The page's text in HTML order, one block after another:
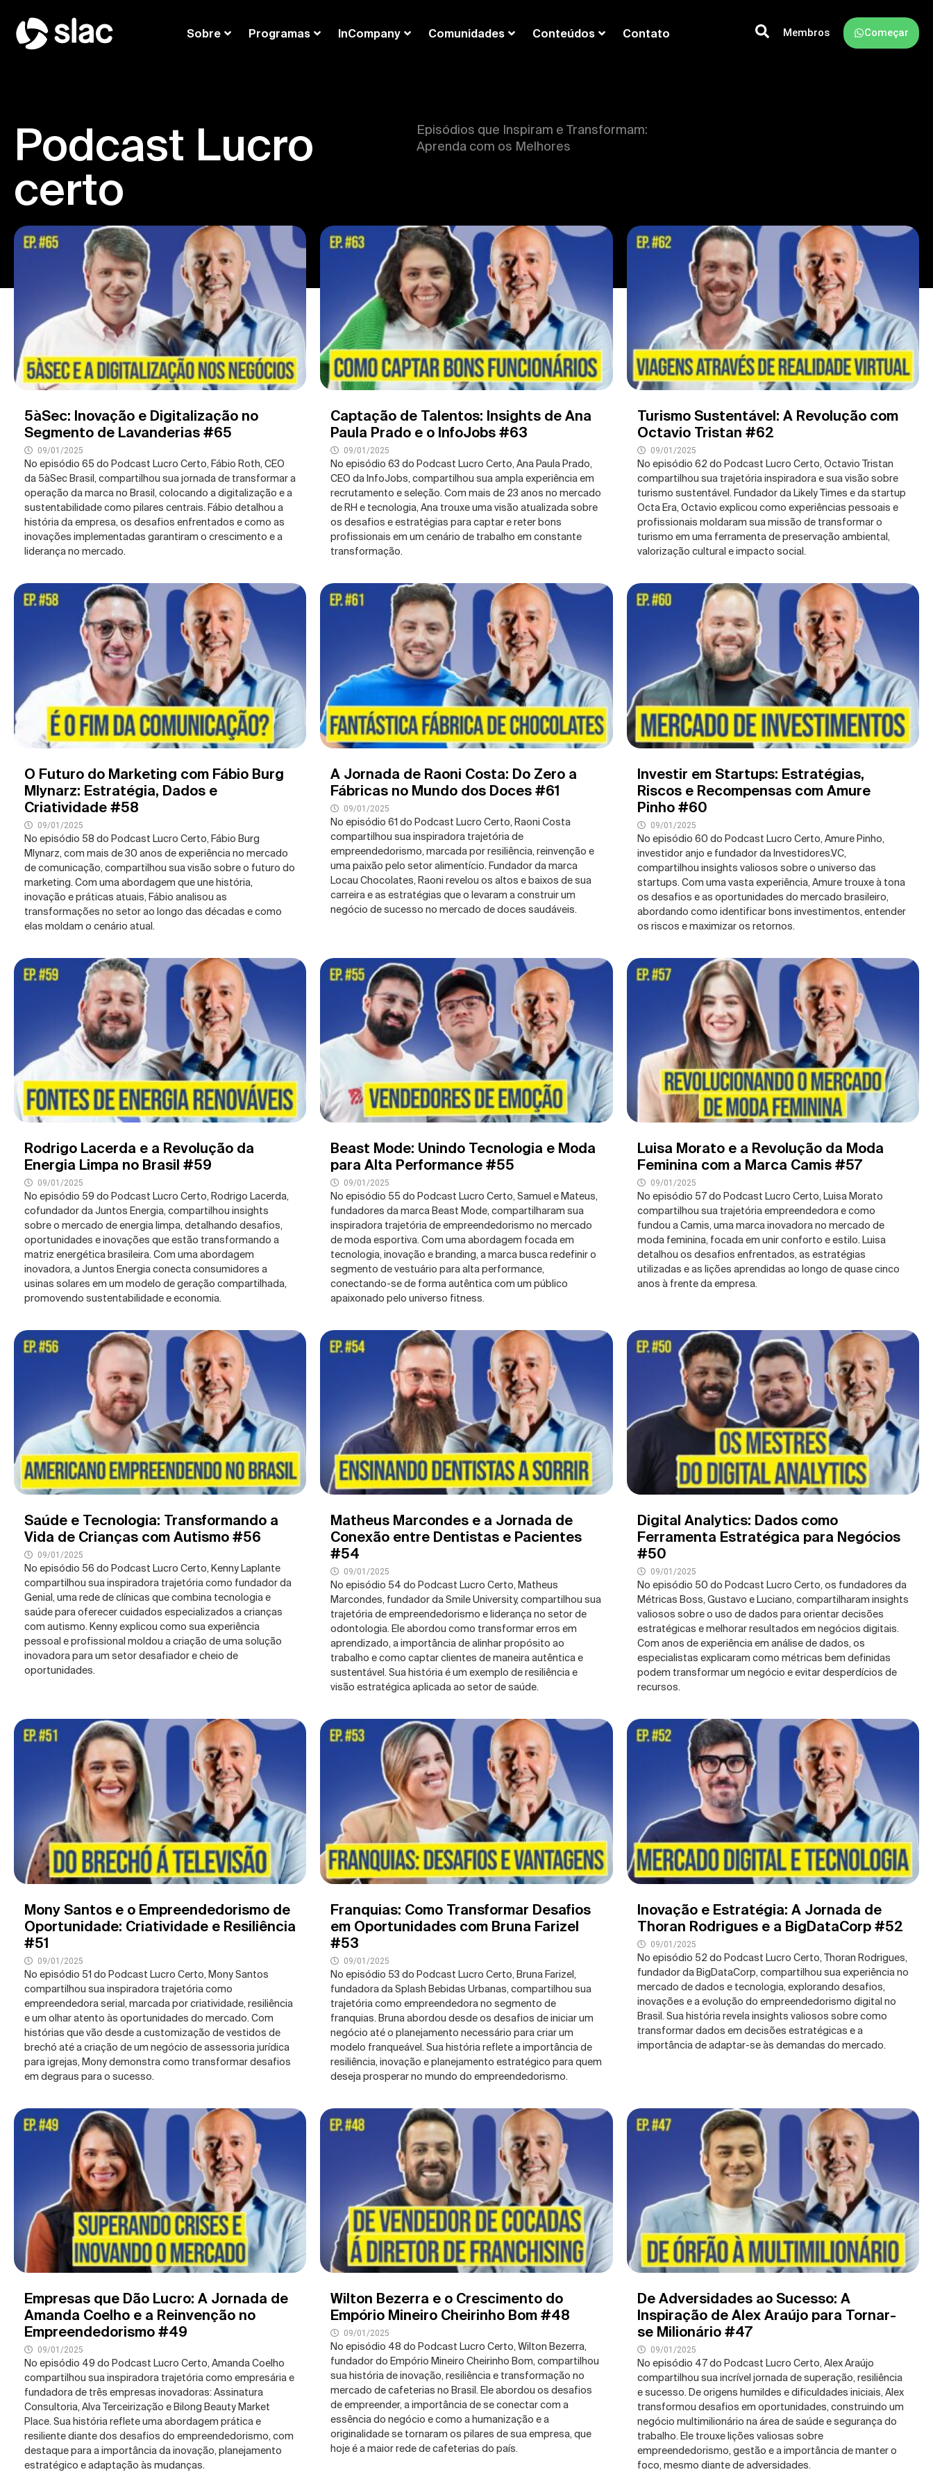
Sobre Programas InCompany Comunidades Conteúdos Contato Membros Começar
Podcast Lucro
certo
Episódios que Inspiram e Transformam:
Aprenda com os Melhores
5àSec: Inovação e Digitalização no
Segmento de Lavanderias #65
09/01/2025
No episódio 65 do Podcast Lucro Certo, Fábio Roth, CEO
da 5àSec Brasil, compartilhou sua jornada de transformar a
operação da marca no Brasil, colocando a digitalização e a
sustentabilidade como pilares centrais. Fábio detalhou a
história da empresa, os desafios enfrentados e como as
inovações implementadas garantiram o crescimento e a
liderança no mercado.
Captação de Talentos: Insights de Ana
Paula Prado e o InfoJobs #63
09/01/2025
No episódio 63 do Podcast Lucro Certo, Ana Paula Prado,
CEO da InfoJobs, compartilhou sua ampla experiência em
recrutamento e seleção. Com mais de 23 anos no mercado
de RH e tecnologia, Ana trouxe uma visão atualizada sobre
os desafios e estratégias para captar e reter bons
profissionais em um cenário de trabalho em constante
transformação.
Turismo Sustentável: A Revolução com
Octavio Tristan #62
09/01/2025
No episódio 62 do Podcast Lucro Certo, Octavio Tristan
compartilhou sua trajetória inspiradora e sua visão sobre
turismo sustentável. Fundador da Likely Times e da startup
Octa Era, Octavio explicou como experiências pessoais e
profissionais moldaram sua missão de transformar o
turismo em uma ferramenta de preservação ambiental,
valorização cultural e impacto social.
O Futuro do Marketing com Fábio Burg
Mlynarz: Estratégia, Dados e
Criatividade #58
09/01/2025
No episódio 58 do Podcast Lucro Certo, Fábio Burg
Mlynarz, com mais de 30 anos de experiência no mercado
de comunicação, compartilhou sua visão sobre o futuro do
marketing. Com uma abordagem que une história,
inovação e práticas atuais, Fábio analisou as
transformações no setor ao longo das décadas e como
elas moldam o cenário atual.
A Jornada de Raoni Costa: Do Zero a
Fábricas no Mundo dos Doces #61
09/01/2025
No episódio 61 do Podcast Lucro Certo, Raoni Costa
compartilhou sua inspiradora trajetória de
empreendedorismo, marcada por resiliência, reinvenção e
uma paixão pelo setor alimentício. Fundador da marca
Locau Chocolates, Raoni revelou os altos e baixos de sua
carreira e as estratégias que o levaram a construir um
negócio de sucesso no mercado de doces saudáveis.
Investir em Startups: Estratégias,
Riscos e Recompensas com Amure
Pinho #60
09/01/2025
No episódio 60 do Podcast Lucro Certo, Amure Pinho,
investidor anjo e fundador da Investidores.VC,
compartilhou insights valiosos sobre o universo das
startups. Com uma vasta experiência, Amure trouxe à tona
os desafios e as oportunidades do mercado brasileiro,
abordando como identificar bons investimentos, entender
os riscos e maximizar os retornos.
Rodrigo Lacerda e a Revolução da
Energia Limpa no Brasil #59
09/01/2025
No episódio 59 do Podcast Lucro Certo, Rodrigo Lacerda,
cofundador da Juntos Energia, compartilhou insights
sobre o mercado de energia limpa, detalhando desafios,
oportunidades e inovações que estão transformando a
matriz energética brasileira. Com uma abordagem
inovadora, a Juntos Energia conecta consumidores a
usinas solares em um modelo de geração compartilhada,
promovendo sustentabilidade e economia.
Beast Mode: Unindo Tecnologia e Moda
para Alta Performance #55
09/01/2025
No episódio 55 do Podcast Lucro Certo, Samuel e Mateus,
fundadores da marca Beast Mode, compartilharam sua
inspiradora trajetória de empreendedorismo no mercado
de moda esportiva. Com uma abordagem focada em
tecnologia, inovação e branding, a marca busca redefinir o
segmento de vestuário para alta performance,
conectando-se de forma autêntica com um público
apaixonado pelo universo fitness.
Luisa Morato e a Revolução da Moda
Feminina com a Marca Camis #57
09/01/2025
No episódio 57 do Podcast Lucro Certo, Luisa Morato
compartilhou sua trajetória empreendedora e como
fundou a Camis, uma marca inovadora no mercado de
moda feminina, focada em unir conforto e estilo. Luisa
detalhou os desafios enfrentados, as estratégias
utilizadas e as lições aprendidas ao longo de quase cinco
anos à frente da empresa.
Saúde e Tecnologia: Transformando a
Vida de Crianças com Autismo #56
09/01/2025
No episódio 56 do Podcast Lucro Certo, Kenny Laplante
compartilhou sua inspiradora trajetória como fundador da
Genial, uma rede de clínicas que combina tecnologia e
saúde para oferecer cuidados especializados a crianças
com autismo. Kenny explicou como sua experiência
pessoal e profissional moldou a criação de uma solução
inovadora para um setor desafiador e cheio de
oportunidades.
Matheus Marcondes e a Jornada de
Conexão entre Dentistas e Pacientes
#54
09/01/2025
No episódio 54 do Podcast Lucro Certo, Matheus
Marcondes, fundador da Smile University, compartilhou sua
trajetória de empreendedorismo e liderança no setor de
odontologia. Ele abordou como transformar erros em
aprendizado, a importância de alinhar propósito ao
trabalho e como captar clientes de maneira autêntica e
sustentável. Sua história é um exemplo de resiliência e
visão estratégica aplicada ao setor de saúde.
Digital Analytics: Dados como
Ferramenta Estratégica para Negócios
#50
09/01/2025
No episódio 50 do Podcast Lucro Certo, os fundadores da
Métricas Boss, Gustavo e Luciano, compartilharam insights
valiosos sobre o uso de dados para orientar decisões
estratégicas e melhorar resultados em negócios digitais.
Com anos de experiência em análise de dados, os
especialistas explicaram como métricas bem definidas
podem transformar um negócio e evitar desperdícios de
recursos.
Mony Santos e o Empreendedorismo de
Oportunidade: Criatividade e Resiliência
#51
09/01/2025
No episódio 51 do Podcast Lucro Certo, Mony Santos
compartilhou sua inspiradora trajetória como
empreendedora serial, marcada por criatividade, resiliência
e um olhar atento às oportunidades do mercado. Com
histórias que vão desde a customização de vestidos de
brechó até a criação de um negócio de assessoria jurídica
para igrejas, Mony demonstra como transformar desafios
em degraus para o sucesso.
Franquias: Como Transformar Desafios
em Oportunidades com Bruna Farizel
#53
09/01/2025
No episódio 53 do Podcast Lucro Certo, Bruna Farizel,
fundadora da Splash Bebidas Urbanas, compartilhou sua
trajetória como empreendedora no segmento de
franquias. Bruna abordou desde os desafios de iniciar um
negócio até o planejamento necessário para criar um
modelo franqueável. Sua história reflete a importância de
resiliência, inovação e planejamento estratégico para quem
deseja prosperar no mundo do empreendedorismo.
Inovação e Estratégia: A Jornada de
Thoran Rodrigues e a BigDataCorp #52
09/01/2025
No episódio 52 do Podcast Lucro Certo, Thoran Rodrigues,
fundador da BigDataCorp, compartilhou sua experiência no
mercado de dados e tecnologia, explorando desafios,
inovações e a evolução do empreendedorismo digital no
Brasil. Sua história revela insights valiosos sobre como
transformar dados em decisões estratégicas e a
importância de adaptar-se às demandas do mercado.
Empresas que Dão Lucro: A Jornada de
Amanda Coelho e a Reinvenção no
Empreendedorismo #49
09/01/2025
No episódio 49 do Podcast Lucro Certo, Amanda Coelho
compartilhou sua inspiradora trajetória como empresária e
fundadora de três empresas inovadoras: Assinatura
Consultoria, Alva Terceirização e Bilong Beauty Market
Place. Sua história reflete uma abordagem prática e
resiliente diante dos desafios do empreendedorismo, com
destaque para a importância da inovação, planejamento
estratégico e adaptação às mudanças.
Wilton Bezerra e o Crescimento do
Empório Mineiro Cheirinho Bom #48
09/01/2025
No episódio 48 do Podcast Lucro Certo, Wilton Bezerra,
fundador do Empório Mineiro Cheirinho Bom, compartilhou
sua história de inovação, resiliência e transformação no
mercado de cafeterias no Brasil. Ele abordou os desafios
de empreender, a importância de se conectar com a
essência do negócio e como a humanização e a
originalidade se tornaram os pilares de sua empresa, que
hoje é a maior rede de cafeterias do país.
De Adversidades ao Sucesso: A
Inspiração de Alex Araújo para Tornar-
se Milionário #47
09/01/2025
No episódio 47 do Podcast Lucro Certo, Alex Araújo
compartilhou sua incrível jornada de superação, resiliência
e sucesso. De origens humildes e dificuldades iniciais, Alex
transformou desafios em oportunidades, construindo um
negócio multimilionário na área de saúde e segurança do
trabalho. Ele trouxe lições valiosas sobre
empreendedorismo, gestão e a importância de manter o
foco, mesmo diante de adversidades.